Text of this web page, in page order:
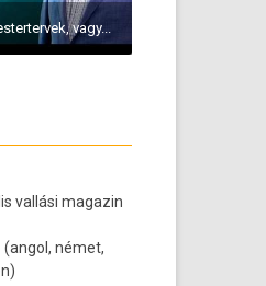
vagy...